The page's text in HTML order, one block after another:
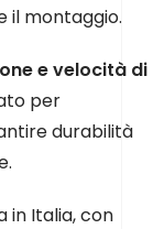
il montaggio.
e velocità di
per
durabilità
in Italia, con